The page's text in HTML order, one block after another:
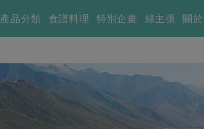
產品分類 食譜料理 特別企畫 綠主張 關